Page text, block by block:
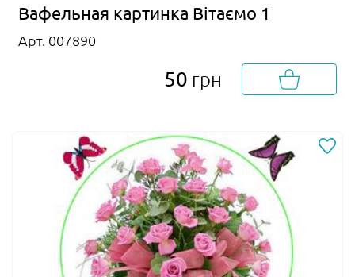
Вафельная картинка Вітаємо 1
Арт. 007890
50 грн